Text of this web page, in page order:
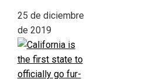
25 de diciembre
de 2019